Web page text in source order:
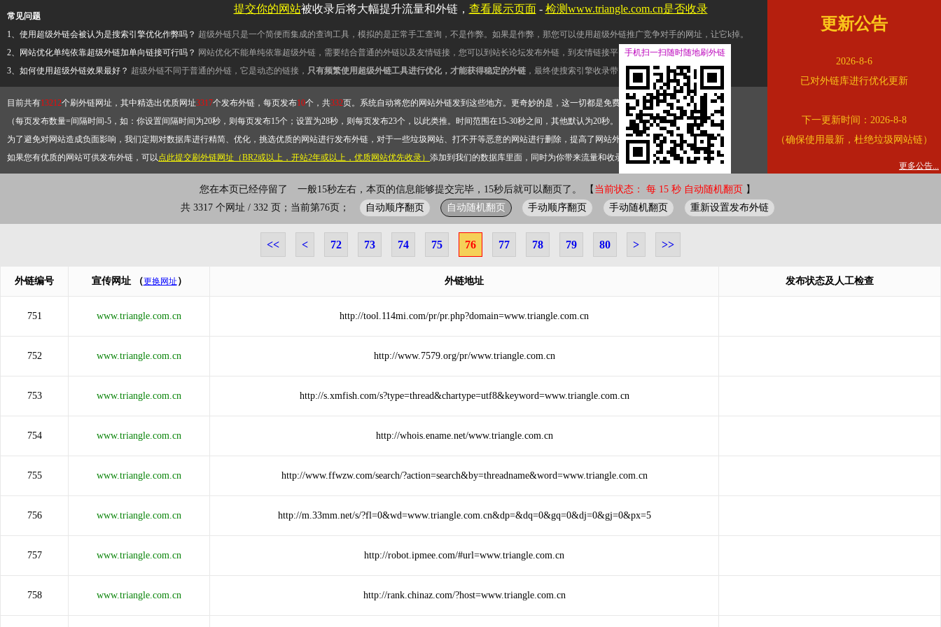
常见问题
1、使用超级外链会被认为是搜索引擎优化作弊吗？ 超级外链只是一个简便而集成的查询工具，模拟的是正常手工查询，不是作弊。如果是作弊，那您可以使用超级外链推广竞争对手的网址，让它k掉。
2、网站优化单纯依靠超级外链加单向链接可行吗？ 网站优化不能单纯依靠超级外链，需要结合普通的外链以及友情链接，您可以到站长论坛发布外链，到友情链接平台交换友情链接。
3、如何使用超级外链效果最好？ 超级外链不同于普通的外链，它是动态的链接， 只有频繁使用超级外链工具进行优化，才能获得稳定的外链 ，最终使搜索引擎收录带网址的查询页面。
目前共有13212个刷外链网址，其中精选出优质网址3317个发布外链，每页发布10个，共332页。系统自动将您的网站外链发到这些地方。更奇妙的是，这一切都是免费的。
（每页发布数量=间隔时间-5，如：你设置间隔时间为20秒，则每页发布15个；设置为28秒，则每页发布23个，以此类推。时间范围在15-30秒之间，其他默认为20秒。）
为了避免对网站造成负面影响，我们定期对数据库进行精简、优化，挑选优质的网站进行发布外链，对于一些垃圾网站、打不开等恶意的网站进行删除，提高了网站外链的质量。
如果您有优质的网站可供发布外链，可以点此提交刷外链网址（BR2或以上，开站2年或以上，优质网站优先收录） 添加到我们的数据库里面，同时为你带来流量和收录。 错误外链纠正
您在本页已经停留了 一般15秒左右，本页的信息能够提交完毕，15秒后就可以翻页了。 【 当前状态： 每 15 秒 自动随机翻页 】
共 3317 个网址 / 332 页；当前第76页；
自动顺序翻页 自动随机翻页 手动顺序翻页 手动随机翻页 重新设置发布外链
<< < 72 73 74 75 76 77 78 79 80 > >>
外链编号 宣传网址 （更换网址 ） 外链地址 发布状态及人工检查
751 www.triangle.com.cn http://tool.114mi.com/pr/pr.php?domain=www.triangle.com.cn
752 www.triangle.com.cn http://www.7579.org/pr/www.triangle.com.cn
753 www.triangle.com.cn http://s.xmfish.com/s?type=thread&chartype=utf8&keyword=www.triangle.com.cn
754 www.triangle.com.cn http://whois.ename.net/www.triangle.com.cn
755 www.triangle.com.cn http://www.ffwzw.com/search/?action=search&by=threadname&word=www.triangle.com.cn
756 www.triangle.com.cn http://m.33mm.net/s/?fl=0&wd=www.triangle.com.cn&dp=&dq=0&gq=0&dj=0&gj=0&px=5
757 www.triangle.com.cn http://robot.ipmee.com/#url=www.triangle.com.cn
758 www.triangle.com.cn http://rank.chinaz.com/?host=www.triangle.com.cn
提交你的网站被收录后将大幅提升流量和外链， 查看展示页面- 检测www.triangle.com.cn是否收录
更新公告
2026-8-6
已对外链库进行优化更新
下一更新时间：2026-8-8
（确保使用最新，杜绝垃圾网站链）
更多公告...
手机扫一扫随时随地刷外链